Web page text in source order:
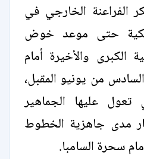
الخارجي في
حتى موعد خوض
الكبرى والأخيرة أمام
من يونيو المقبل،
عليها الجماهير
مدى جاهزية الخطوط
سحرة السامبا.